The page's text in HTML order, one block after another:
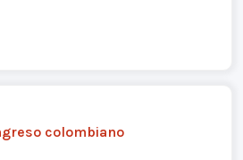
colombiano